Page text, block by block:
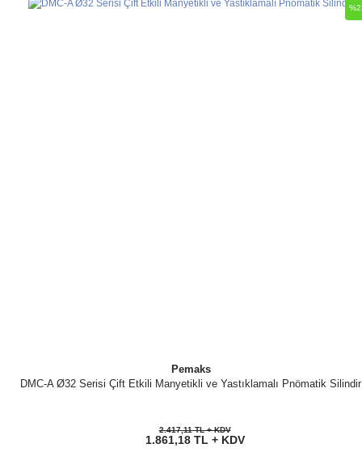
Pemaks
DMC-A Ø32 Serisi Çift Etkili Manyetikli ve Yastıklamalı Pnömatik Silindir
2.417,11 TL + KDV
1.861,18 TL + KDV